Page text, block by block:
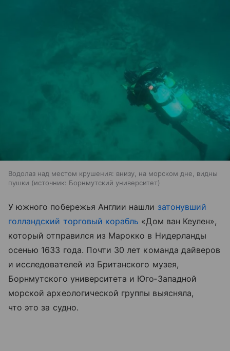
Водолаз над местом крушения: внизу, на морском дне, видны
пушки
источник: Борнмутский университет
У южного побережья Англии нашли затонувший
голландский торговый корабль «Дом ван Кеулен»,
который отправился из Марокко в Нидерланды
осенью 1633 года. Почти 30 лет команда дайверов
и исследователей из Британского музея,
Борнмутского университета и Юго‑Западной
морской археологической группы выясняла,
что это за судно.